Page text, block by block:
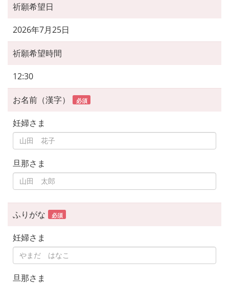
祈願希望日
2026年7月25日
祈願希望時間
12:30
お名前（漢字） 必須
妊婦さま
旦那さま
ふりがな 必須
妊婦さま
旦那さま